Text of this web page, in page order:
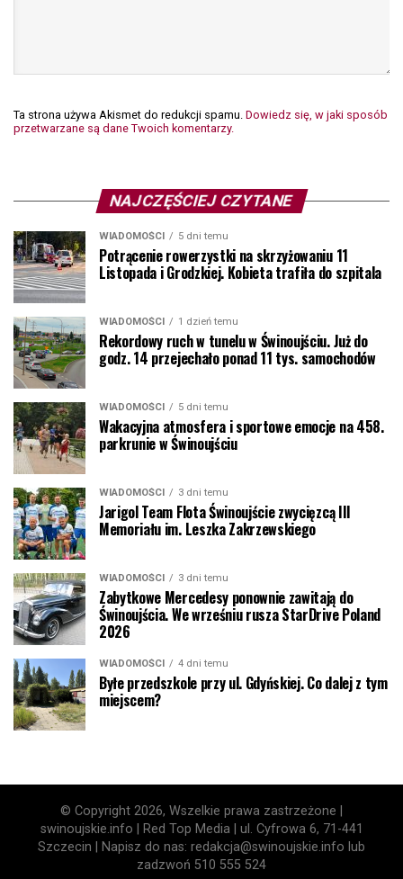
Ta strona używa Akismet do redukcji spamu. Dowiedz się, w jaki sposób
przetwarzane są dane Twoich komentarzy.
NAJCZĘŚCIEJ CZYTANE
WIADOMOŚCI 5 dni temu
Potrącenie rowerzystki na skrzyżowaniu 11
Listopada i Grodzkiej. Kobieta trafiła do szpitala
WIADOMOŚCI 1 dzień temu
Rekordowy ruch w tunelu w Świnoujściu. Już do
godz. 14 przejechało ponad 11 tys. samochodów
WIADOMOŚCI 5 dni temu
Wakacyjna atmosfera i sportowe emocje na 458.
parkrunie w Świnoujściu
WIADOMOŚCI 3 dni temu
Jarigol Team Flota Świnoujście zwycięzcą III
Memoriału im. Leszka Zakrzewskiego
WIADOMOŚCI 3 dni temu
Zabytkowe Mercedesy ponownie zawitają do
Świnoujścia. We wrześniu rusza StarDrive Poland
2026
WIADOMOŚCI 4 dni temu
Byłe przedszkole przy ul. Gdyńskiej. Co dalej z tym
miejscem?
© Copyright 2026, Wszelkie prawa zastrzeżone |
swinoujskie.info | Red Top Media | ul. Cyfrowa 6, 71-441
Szczecin | Napisz do nas: redakcja@swinoujskie.info lub
zadzwoń 510 555 524